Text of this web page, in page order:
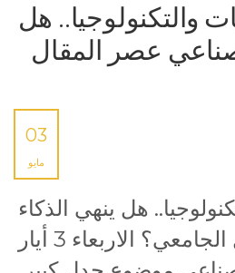
والتكنولوجيا.. هل
عصر المقال
03
مايو
هل ينهي الذكاء
الصناعي عصر المقال الجامعي؟ الاربعاء 3 أيار